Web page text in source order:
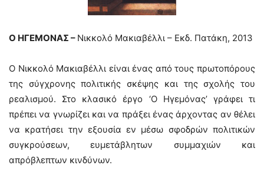
Ο ΗΓΕΜΟΝΑΣ – Νικκολό Μακιαβέλλι – Εκδ. Πατάκη, 2013
Ο Νικκολό Μακιαβέλλι είναι ένας από τους πρωτοπόρους
της σύγχρονης πολιτικής σκέψης και της σχολής του
ρεαλισμού. Στο κλασικό έργο ‘Ο Ηγεμόνας’ γράφει τι
πρέπει να γνωρίζει και να πράξει ένας άρχοντας αν θέλει
να κρατήσει την εξουσία εν μέσω σφοδρών πολιτικών
συγκρούσεων, ευμετάβλητων συμμαχιών και
απρόβλεπτων κινδύνων.